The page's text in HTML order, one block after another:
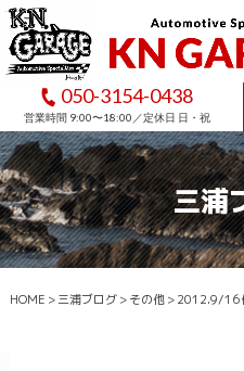
050-3154-0438
営業時間 9:00〜18:00／定休日 日・祝
三浦
HOME >三浦ブログ>その他>2012.9/16